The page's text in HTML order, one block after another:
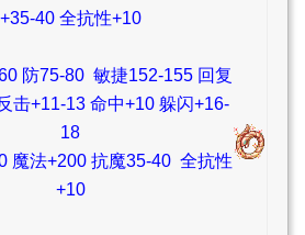
+35-40 全抗性+10
防75-80 敏捷152-155 回复
击+11-13 命中+10 躲闪+16-
18
魔法+200 抗魔35-40 全抗性
+10